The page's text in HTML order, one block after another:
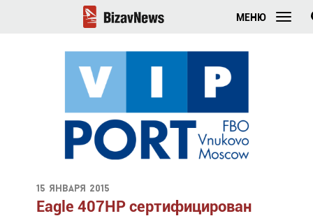
МЕНЮ
15 января 2015
Eagle 407HP сертифицирован